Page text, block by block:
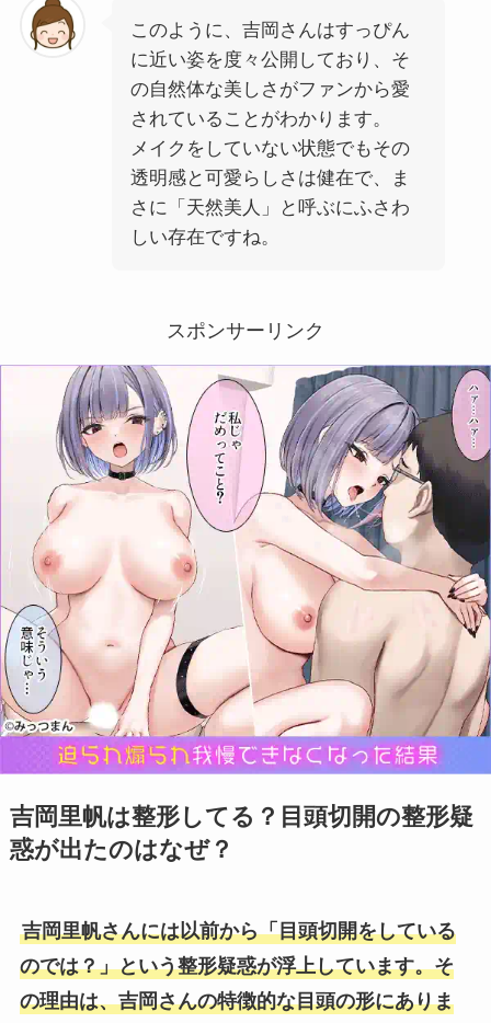
このように、吉岡さんはすっぴん
に近い姿を度々公開しており、そ
の自然体な美しさがファンから愛
されていることがわかります。
メイクをしていない状態でもその
透明感と可愛らしさは健在で、ま
さに「天然美人」と呼ぶにふさわ
しい存在ですね。
スポンサーリンク
吉岡里帆は整形してる？目頭切開の整形疑
惑が出たのはなぜ？
吉岡里帆さんには以前から「目頭切開をしている
のでは？」という整形疑惑が浮上しています。そ
の理由は、吉岡さんの特徴的な目頭の形にありま